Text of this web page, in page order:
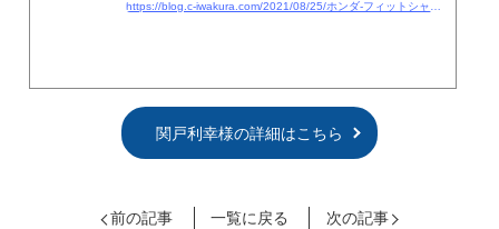
関戸利幸様の詳細はこちら
前の記事 一覧に戻る 次の記事